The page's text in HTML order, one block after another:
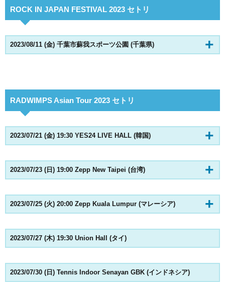
ROCK IN JAPAN FESTIVAL 2023 セトリ
2023/08/11 (金) 千葉市蘇我スポーツ公園 (千葉県)
RADWIMPS Asian Tour 2023 セトリ
2023/07/21 (金) 19:30 YES24 LIVE HALL (韓国)
2023/07/23 (日) 19:00 Zepp New Taipei (台湾)
2023/07/25 (火) 20:00 Zepp Kuala Lumpur (マレーシア)
2023/07/27 (木) 19:30 Union Hall (タイ)
2023/07/30 (日) Tennis Indoor Senayan GBK (インドネシア)